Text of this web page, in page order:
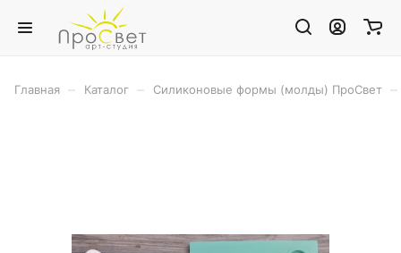
Главная Каталог Силиконовые формы (молды) ПроСвет